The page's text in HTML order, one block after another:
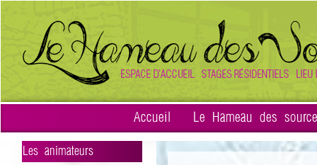
Accueil Le Hameau des
Les animateurs